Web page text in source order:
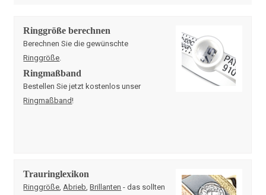
Ringgröße berechnen
Berechnen Sie die gewünschte
Ringgröße.
Ringmaßband
Bestellen Sie jetzt kostenlos unser
Ringmaßband!
Trauringlexikon
Ringgröße,Abrieb,Brillanten - das sollten